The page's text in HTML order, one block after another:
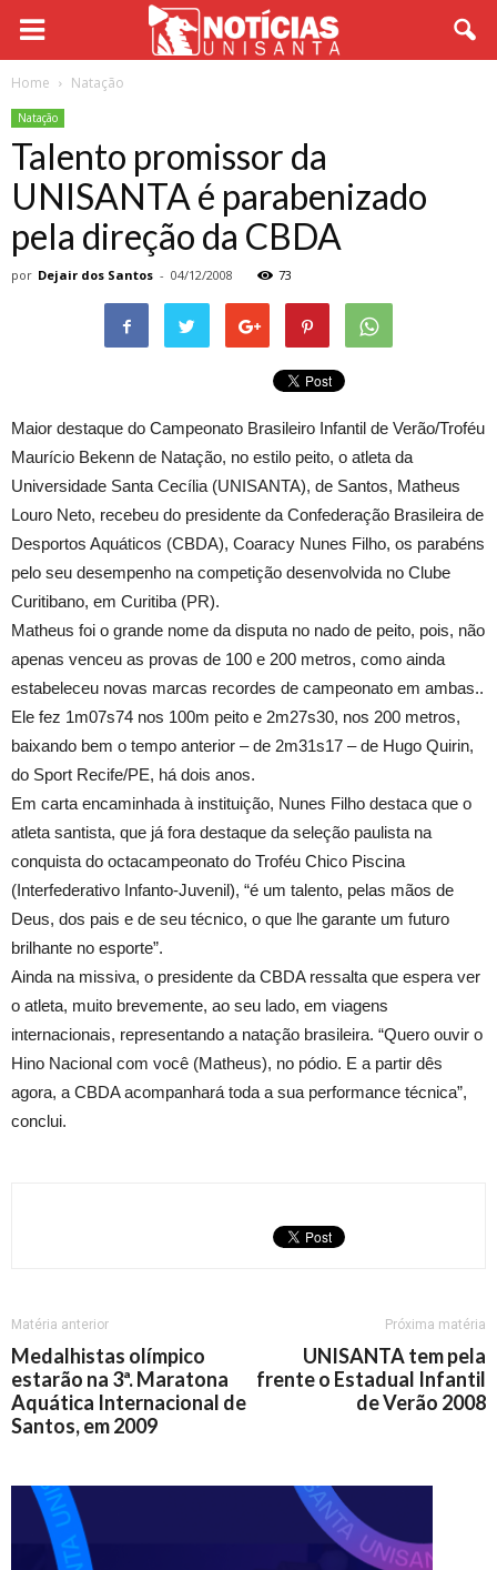
Home Natação
Natação
Talento promissor da
UNISANTA é parabenizado
pela direção da CBDA
por Dejair dos Santos - 04/12/2008 73
Maior destaque do Campeonato Brasileiro Infantil de Verão/Troféu
Maurício Bekenn de Natação, no estilo peito, o atleta da
Universidade Santa Cecília (UNISANTA), de Santos, Matheus
Louro Neto, recebeu do presidente da Confederação Brasileira de
Desportos Aquáticos (CBDA), Coaracy Nunes Filho, os parabéns
pelo seu desempenho na competição desenvolvida no Clube
Curitibano, em Curitiba (PR).
Matheus foi o grande nome da disputa no nado de peito, pois, não
apenas venceu as provas de 100 e 200 metros, como ainda
estabeleceu novas marcas recordes de campeonato em ambas..
Ele fez 1m07s74 nos 100m peito e 2m27s30, nos 200 metros,
baixando bem o tempo anterior – de 2m31s17 – de Hugo Quirin,
do Sport Recife/PE, há dois anos.
Em carta encaminhada à instituição, Nunes Filho destaca que o
atleta santista, que já fora destaque da seleção paulista na
conquista do octacampeonato do Troféu Chico Piscina
(Interfederativo Infanto-Juvenil), “é um talento, pelas mãos de
Deus, dos pais e de seu técnico, o que lhe garante um futuro
brilhante no esporte”.
Ainda na missiva, o presidente da CBDA ressalta que espera ver
o atleta, muito brevemente, ao seu lado, em viagens
internacionais, representando a natação brasileira. “Quero ouvir o
Hino Nacional com você (Matheus), no pódio. E a partir dês
agora, a CBDA acompanhará toda a sua performance técnica”,
conclui.
Matéria anterior
Medalhistas olímpico
estarão na 3ª. Maratona
Aquática Internacional de
Santos, em 2009
Próxima matéria
UNISANTA tem pela
frente o Estadual Infantil
de Verão 2008